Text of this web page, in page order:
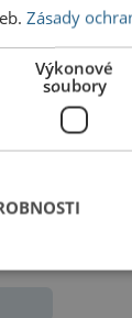
Ježčí
Stars
5:1
Polička
Svítkov
Zásady
Výkonové
soubory